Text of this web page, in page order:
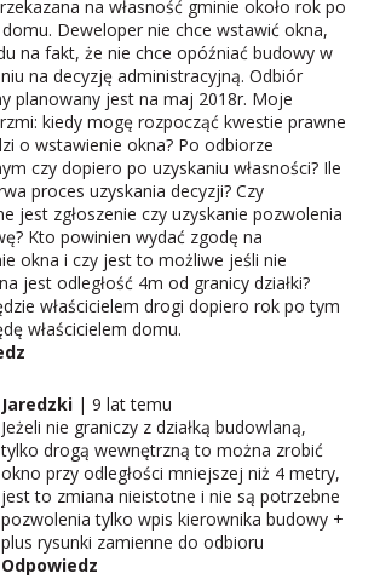
na własność gminie około rok po
Deweloper nie chce wstawić okna,
na fakt, że nie chce opóźniać budowy w
na decyzję administracyjną. Odbiór
planowany jest na maj 2018r. Moje
kiedy mogę rozpocząć kwestie prawne
o wstawienie okna? Po odbiorze
czy dopiero po uzyskaniu własności? Ile
proces uzyskania decyzji? Czy
jest zgłoszenie czy uzyskanie pozwolenia
Kto powinien wydać zgodę na
okna i czy jest to możliwe jeśli nie
jest odległość 4m od granicy działki?
właścicielem drogi dopiero rok po tym
właścicielem domu.
Jaredzki
9 lat temu
Jeżeli nie graniczy z działką budowlaną,
tylko drogą wewnętrzną to można zrobić
okno przy odległości mniejszej niż 4 metry,
jest to zmiana nieistotne i nie są potrzebne
pozwolenia tylko wpis kierownika budowy +
plus rysunki zamienne do odbioru
Odpowiedz